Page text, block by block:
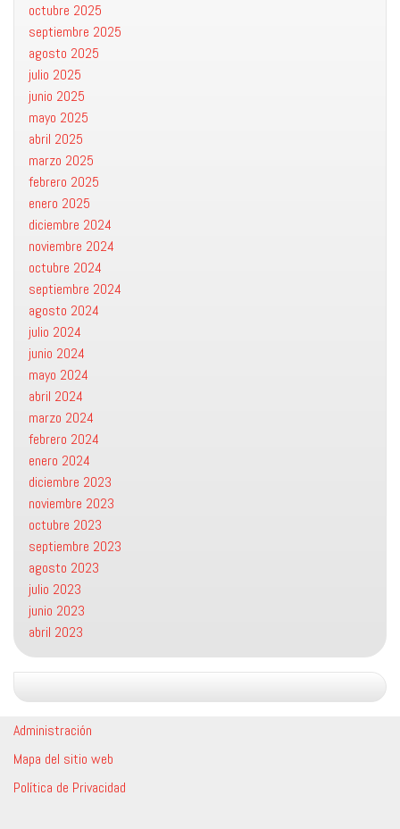
octubre 2025
septiembre 2025
agosto 2025
julio 2025
junio 2025
mayo 2025
abril 2025
marzo 2025
febrero 2025
enero 2025
diciembre 2024
noviembre 2024
octubre 2024
septiembre 2024
agosto 2024
julio 2024
junio 2024
mayo 2024
abril 2024
marzo 2024
febrero 2024
enero 2024
diciembre 2023
noviembre 2023
octubre 2023
septiembre 2023
agosto 2023
julio 2023
junio 2023
abril 2023
Administración
Mapa del sitio web
Política de Privacidad